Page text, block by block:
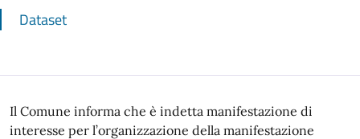
Dataset
Il Comune informa che è indetta manifestazione di
interesse per l’organizzazione della manifestazione